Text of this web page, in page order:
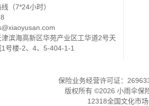
（7*24小时）
滨海高新区华苑产业区工华道2号天
号楼-2、4、5-404-1-1
保险业务经营许可证：
版权所有 ©2026 小雨伞保
12318全国文化市